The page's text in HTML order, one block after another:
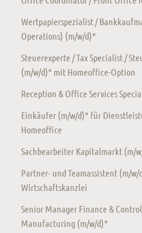
Wertpapierspezialist /
Operations) (m/w/d)*
Steuerexperte / Tax Specialist /
(m/w/d)* mit Homeoffice-Option
Reception & Office Services
Einkäufer (m/w/d)* für
Homeoffice
Sachbearbeiter Kapitalmarkt (m/
Partner- und Teamassistent (m/
Wirtschaftskanzlei
Senior Manager Finance &
Manufacturing (m/w/d)*